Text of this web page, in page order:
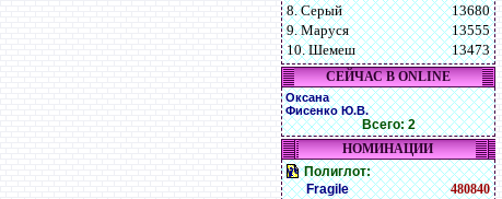
8. Серый
13680
9. Маруся
13555
10. Шемеш
13473
СЕЙЧАС В ONLINE
Оксана
Фисенко Ю.В.
Всего: 2
НОМИНАЦИИ
Полиглот:
Fragile
480840